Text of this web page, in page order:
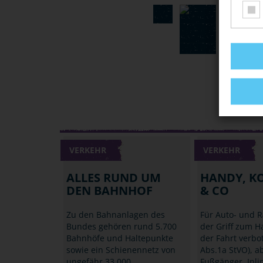
VERKEHR
ALLES RUND UM
DEN BAHNHOF
Zu den Bahnanlagen des
Bundes gehören rund 5.700
Bahnhöfe und Haltepunkte
sowie ein Schienennetz von
VERKEHR
HANDY,
& CO
Für Auto- und
der Griff zum
der Fahrt
Abs.1a StVO),